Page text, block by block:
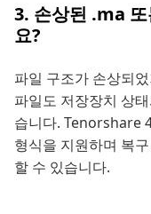
3. 손상된 .ma
요?
파일 구조가 손상되
파일도 저장장치 상
습니다. Tenorshare
형식을 지원하며 복
할 수 있습니다.